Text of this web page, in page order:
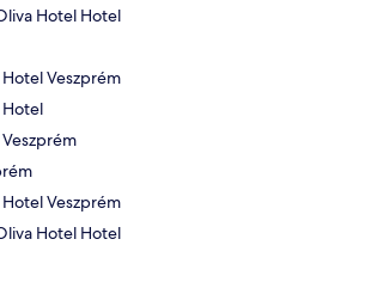
Hotel Hotel
Veszprém
Veszprém
Hotel Hotel